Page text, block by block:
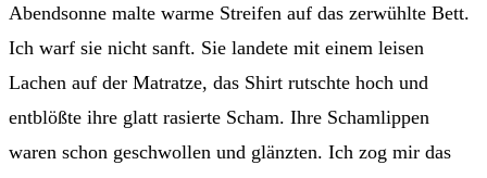
Abendsonne malte warme Streifen auf das zerwühlte Bett.
Ich warf sie nicht sanft. Sie landete mit einem leisen
Lachen auf der Matratze, das Shirt rutschte hoch und
entblößte ihre glatt rasierte Scham. Ihre Schamlippen
waren schon geschwollen und glänzten. Ich zog mir das